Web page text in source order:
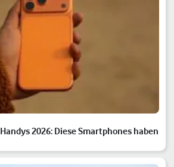
2026: Diese Smartphones haben